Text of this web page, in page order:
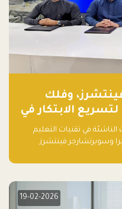
وفلك
الابتكار في
العمل
في تقنيات التعليم
وسوبرتشارجر فينتشرز
19-02-2026